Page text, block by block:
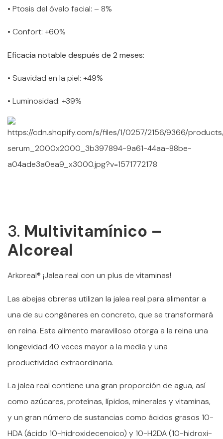
• Ptosis del óvalo facial: – 8%
• Confort: +60%
Eficacia notable después de 2 meses:
• Suavidad en la piel: +49%
• Luminosidad: +39%
3. Multivitamínico –
Alcoreal
Arkoreal® ¡Jalea real con un plus de vitaminas!
Las abejas obreras utilizan la jalea real para alimentar a
una de su congéneres en concreto, que se transformará
en reina. Este alimento maravilloso otorga a la reina una
longevidad 40 veces mayor a la media y una
productividad extraordinaria.
La jalea real contiene una gran proporción de agua, así
como azúcares, proteínas, lípidos, minerales y vitaminas,
y un gran número de sustancias como ácidos grasos 10-
HDA (ácido 10-hidroxidecenoico) y 10-H2DA (10-hidroxi-